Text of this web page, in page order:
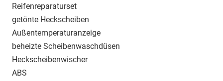
Reifenreparaturset
getönte Heckscheiben
Außentemperaturanzeige
beheizte Scheibenwaschdüsen
Heckscheibenwischer
ABS